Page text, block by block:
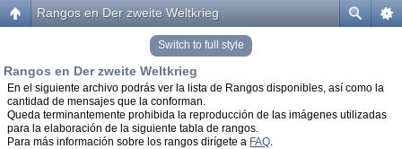
Rangos en Der zweite Weltkrieg
Switch to full style
Rangos en Der zweite Weltkrieg
En el siguiente archivo podrás ver la lista de Rangos disponibles, así como la
cantidad de mensajes que la conforman.
Queda terminantemente prohibida la reproducción de las imágenes utilizadas
para la elaboración de la siguiente tabla de rangos.
Para más información sobre los rangos dirígete a FAQ.